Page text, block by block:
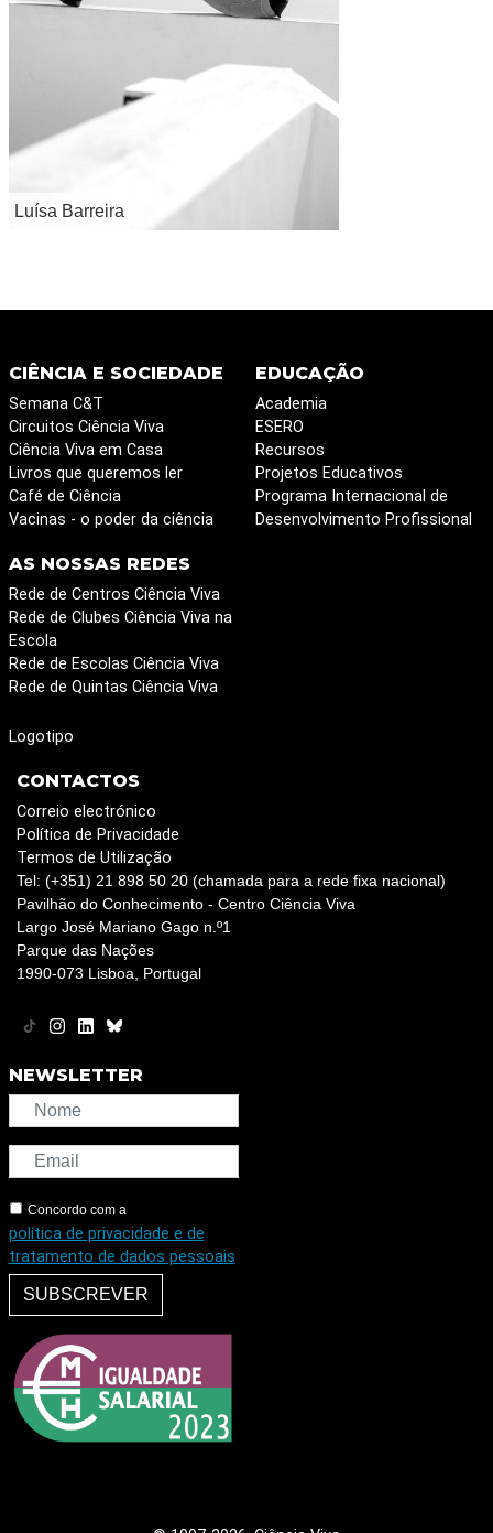
Luísa Barreira
CIÊNCIA E SOCIEDADE
Semana C&T
Circuitos Ciência Viva
Ciência Viva em Casa
Livros que queremos ler
Café de Ciência
Vacinas - o poder da ciência
EDUCAÇÃO
Academia
ESERO
Recursos
Projetos Educativos
Programa Internacional de
Desenvolvimento Profissional
AS NOSSAS REDES
Rede de Centros Ciência Viva
Rede de Clubes Ciência Viva na
Escola
Rede de Escolas Ciência Viva
Rede de Quintas Ciência Viva
Logotipo
CONTACTOS
Correio electrónico
Política de Privacidade
Termos de Utilização
Tel: (+351) 21 898 50 20 (chamada para a rede fixa nacional)
Pavilhão do Conhecimento - Centro Ciência Viva
Largo José Mariano Gago n.º1
Parque das Nações
1990-073 Lisboa, Portugal
NEWSLETTER
Concordo com a
política de privacidade e de
tratamento de dados pessoais
SUBSCREVER